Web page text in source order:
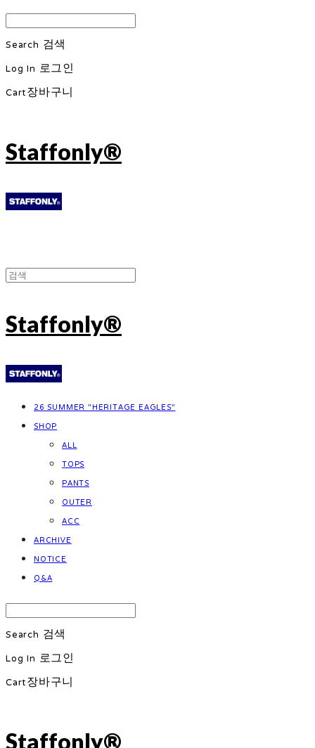
Search 검색
Log In 로그인
Cart장바구니
Staffonly®
Staffonly®
26 SUMMER "HERITAGE EAGLES"
SHOP
ALL
TOPS
PANTS
OUTER
ACC
ARCHIVE
NOTICE
Q&A
Search 검색
Log In 로그인
Cart장바구니
Staffonly®